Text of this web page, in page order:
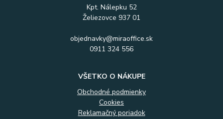
Kpt. Nálepku 52
Želiezovce 937 01
objednavky@miraoffice.sk
0911 324 556
VŠETKO O NÁKUPE
Obchodné podmienky
Cookies
Reklamačný poriadok